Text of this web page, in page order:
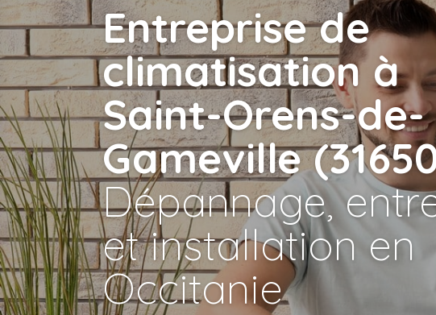
Entreprise de
climatisation à
Saint-Orens-de-
Gameville
Dépannage,
et installation en
Occitanie